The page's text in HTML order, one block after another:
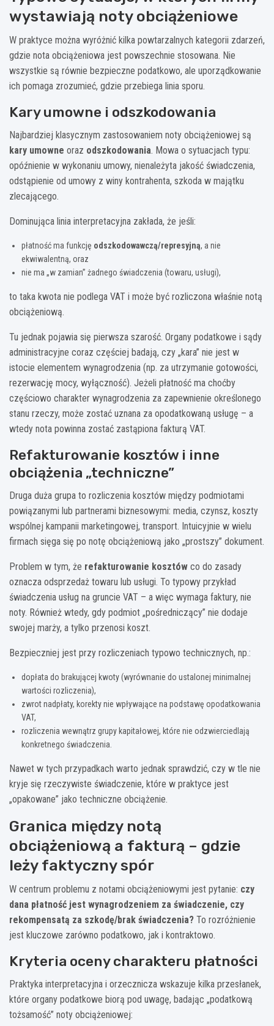
wystawiają noty obciążeniowe
W praktyce można wyróżnić kilka powtarzalnych kategorii zdarzeń,
gdzie nota obciążeniowa jest powszechnie stosowana. Nie
wszystkie są równie bezpieczne podatkowo, ale uporządkowanie
ich pomaga zrozumieć, gdzie przebiega linia sporu.
Kary umowne i odszkodowania
Najbardziej klasycznym zastosowaniem noty obciążeniowej są
kary umowne oraz odszkodowania. Mowa o sytuacjach typu:
opóźnienie w wykonaniu umowy, nienależyta jakość świadczenia,
odstąpienie od umowy z winy kontrahenta, szkoda w majątku
zlecającego.
Dominująca linia interpretacyjna zakłada, że jeśli:
płatność ma funkcję odszkodowawczą/represyjną, a nie
ekwiwalentną, oraz
nie ma „w zamian” żadnego świadczenia (towaru, usługi),
to taka kwota nie podlega VAT i może być rozliczona właśnie notą
obciążeniową.
Tu jednak pojawia się pierwsza szarość. Organy podatkowe i sądy
administracyjne coraz częściej badają, czy „kara” nie jest w
istocie elementem wynagrodzenia (np. za utrzymanie gotowości,
rezerwację mocy, wyłączność). Jeżeli płatność ma choćby
częściowo charakter wynagrodzenia za zapewnienie określonego
stanu rzeczy, może zostać uznana za opodatkowaną usługę – a
wtedy nota powinna zostać zastąpiona fakturą VAT.
Refakturowanie kosztów i inne
obciążenia „techniczne”
Druga duża grupa to rozliczenia kosztów między podmiotami
powiązanymi lub partnerami biznesowymi: media, czynsz, koszty
wspólnej kampanii marketingowej, transport. Intuicyjnie w wielu
firmach sięga się po notę obciążeniową jako „prostszy” dokument.
Problem w tym, że refakturowanie kosztów co do zasady
oznacza odsprzedaż towaru lub usługi. To typowy przykład
świadczenia usług na gruncie VAT – a więc wymaga faktury, nie
noty. Również wtedy, gdy podmiot „pośredniczący” nie dodaje
swojej marży, a tylko przenosi koszt.
Bezpieczniej jest przy rozliczeniach typowo technicznych, np.:
dopłata do brakującej kwoty (wyrównanie do ustalonej minimalnej
wartości rozliczenia),
zwrot nadpłaty, korekty nie wpływające na podstawę opodatkowania
VAT,
rozliczenia wewnątrz grupy kapitałowej, które nie odzwierciedlają
konkretnego świadczenia.
Nawet w tych przypadkach warto jednak sprawdzić, czy w tle nie
kryje się rzeczywiste świadczenie, które w praktyce jest
„opakowane” jako techniczne obciążenie.
Granica między notą
obciążeniową a fakturą – gdzie
leży faktyczny spór
W centrum problemu z notami obciążeniowymi jest pytanie: czy
dana płatność jest wynagrodzeniem za świadczenie, czy
rekompensatą za szkodę/brak świadczenia? To rozróżnienie
jest kluczowe zarówno podatkowo, jak i kontraktowo.
Kryteria oceny charakteru płatności
Praktyka interpretacyjna i orzecznicza wskazuje kilka przesłanek,
które organy podatkowe biorą pod uwagę, badając „podatkową
tożsamość” noty obciążeniowej: